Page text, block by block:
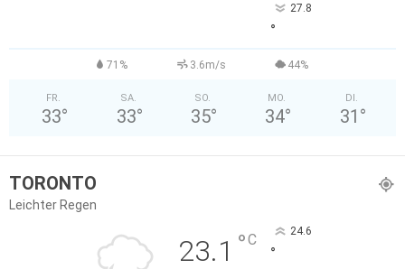
27.8
°
71% 3.6m/s 44%
FR.
33°
SA.
33°
SO.
35°
MO.
34°
DI.
31 °
TORONTO
Leichter Regen
23.1 °C 24.6
°